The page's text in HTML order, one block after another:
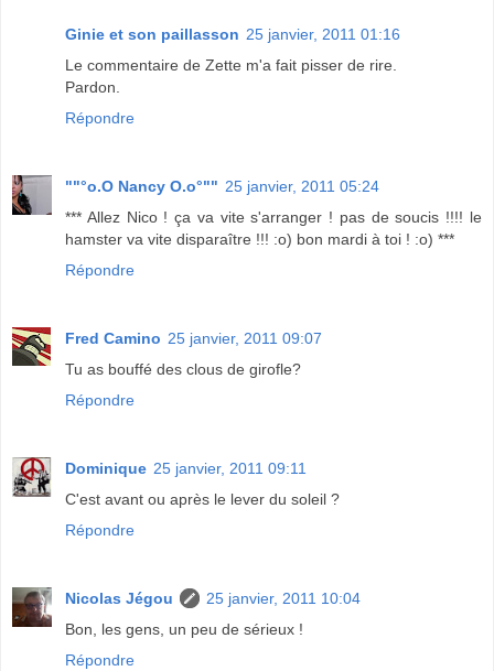
Ginie et son paillasson 25 janvier, 2011 01:16
Le commentaire de Zette m'a fait pisser de rire.
Pardon.
Répondre
""°o.O Nancy O.o°"" 25 janvier, 2011 05:24
*** Allez Nico ! ça va vite s'arranger ! pas de soucis !!!! le
hamster va vite disparaître !!! :o) bon mardi à toi ! :o) ***
Répondre
Fred Camino 25 janvier, 2011 09:07
Tu as bouffé des clous de girofle?
Répondre
Dominique 25 janvier, 2011 09:11
C'est avant ou après le lever du soleil ?
Répondre
Nicolas Jégou
25 janvier, 2011 10:04
Bon, les gens, un peu de sérieux !
Répondre